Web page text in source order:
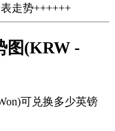
走势++++++
图(KRW -
可兑换多少英镑